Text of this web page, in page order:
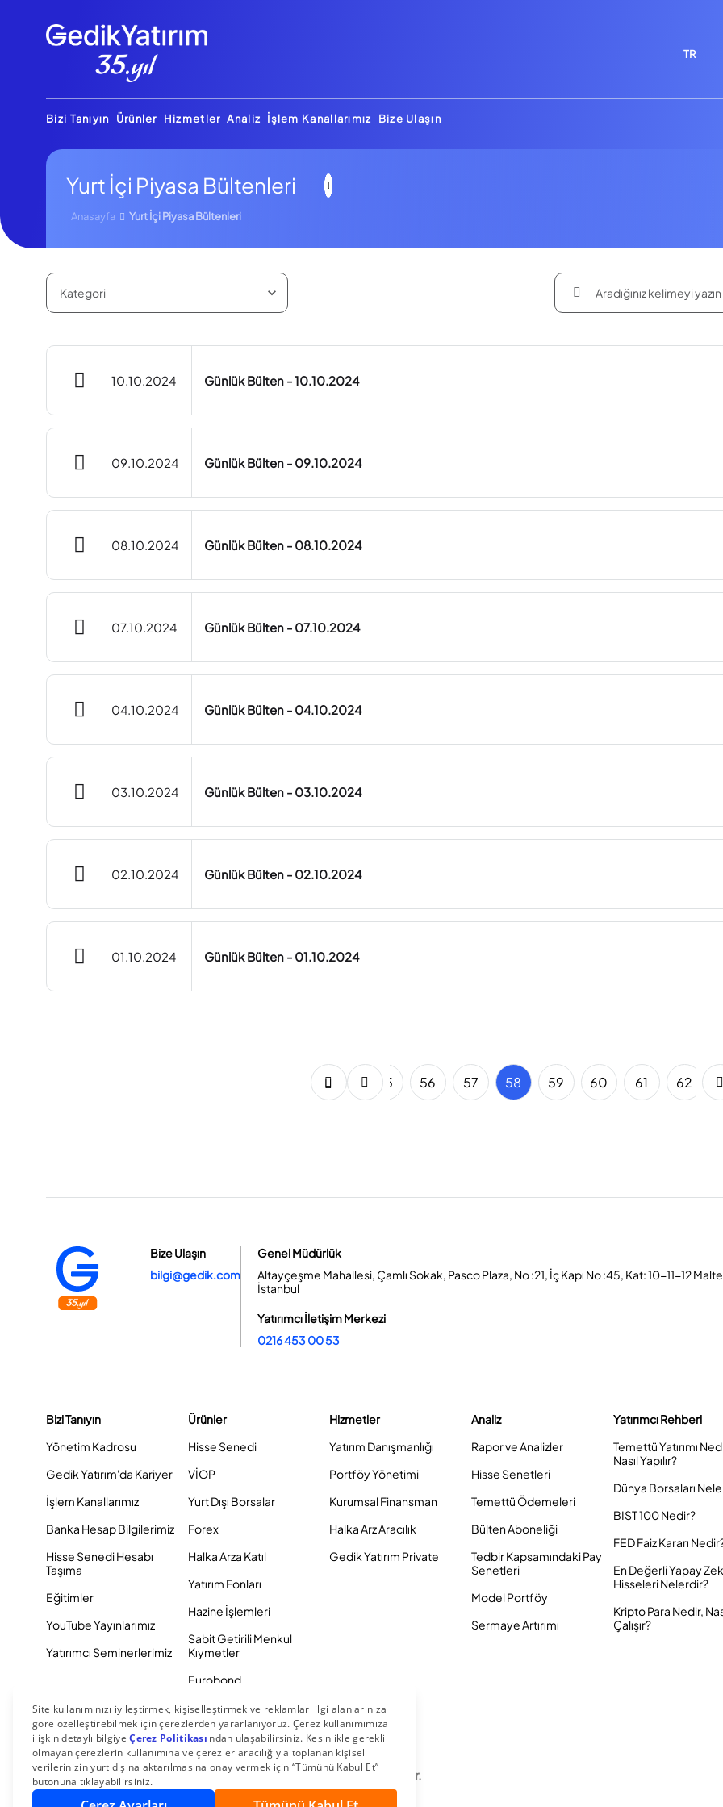
TR
Bizi Tanıyın Ürünler Hizmetler Analiz İşlem Kanallarımız Bize Ulaşın
Yurt İçi Piyasa Bültenleri
Anasayfa Yurt İçi Piyasa Bültenleri
10.10.2024 Günlük Bülten - 10.10.2024
09.10.2024 Günlük Bülten - 09.10.2024
08.10.2024 Günlük Bülten - 08.10.2024
07.10.2024 Günlük Bülten - 07.10.2024
04.10.2024 Günlük Bülten - 04.10.2024
03.10.2024 Günlük Bülten - 03.10.2024
02.10.2024 Günlük Bülten - 02.10.2024
01.10.2024 Günlük Bülten - 01.10.2024
54 55 56 57 58 59 60 61 62
Bize Ulaşın
bilgi@gedik.com
Genel Müdürlük
Altayçeşme Mahallesi, Çamlı Sokak, Pasco Plaza, No :21, İç Kapı No :45, Kat: 10-11-12
İstanbul
Yatırımcı İletişim Merkezi
0216 453 00 53
Bizi Tanıyın
Yönetim Kadrosu
Gedik Yatırım'da Kariyer
İşlem Kanallarımız
Banka Hesap Bilgilerimiz
Hisse Senedi Hesabı
Taşıma
Eğitimler
YouTube Yayınlarımız
Yatırımcı Seminerlerimiz
Ürünler
Hisse Senedi
VİOP
Yurt Dışı Borsalar
Forex
Halka Arza Katıl
Yatırım Fonları
Hazine İşlemleri
Sabit Getirili Menkul
Kıymetler
Eurobond
Tahvil ve Bono
Hizmetler
Yatırım Danışmanlığı
Portföy Yönetimi
Kurumsal Finansman
Halka Arz Aracılık
Gedik Yatırım Private
Analiz
Rapor ve Analizler
Hisse Senetleri
Temettü Ödemeleri
Bülten Aboneliği
Tedbir Kapsamındaki Pay
Senetleri
Model Portföy
Sermaye Artırımı
Yatırımcı Rehberi
Temettü Yatırımı
Nasıl Yapılır?
Dünya Borsaları
BIST 100 Nedir?
FED Faiz Kararı
En Değerli Yapay
Hisseleri Nelerdir?
Kripto Para Nedir,
Çalışır?
© 2026 Gedik Yatırım Menkul Değerler AŞ. Tüm Hakları Saklıdır.